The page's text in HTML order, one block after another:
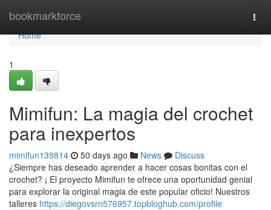
bookmarkforce
Home
Home
1
Mimifun: La magia del crochet
para inexpertos
mimifun139814 50 days ago News
Discuss
¿Siempre has deseado aprender a hacer cosas bonitas con el
crochet? ¡ El proyecto Mimifun te ofrece una oportunidad genial
para explorar la original magia de este popular oficio! Nuestros
talleres https://diegovsrn576957.topbloghub.com/profile